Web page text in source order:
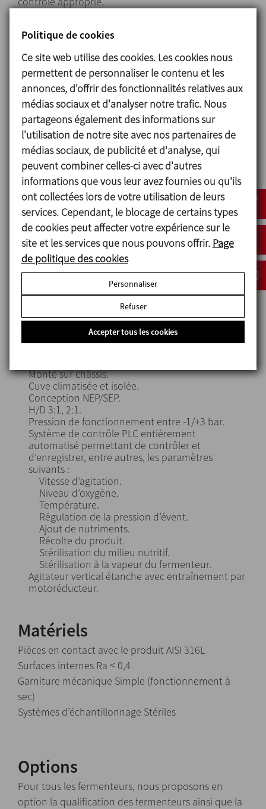
contrôlés par des systèmes de type PLC qui
les niveaux d’oxygène, l’agitation, etc.
Les problèmes les plus courants liés à la
fermentation sont les contaminations en cours de
processus, dues à une stérilisation inadéquate ou à
une perte de stérilisation au cours du processus.
L’utilisation de systèmes fiables et performants
garantit les conditions d’une production sûre et de
qualité.
Conception et
caractéristiques
INOXPA propose différents types de fermenteurs
adaptés à une large gamme d’applications. Les
solutions de fermentation/biotransformation
présentent les caractéristiques suivantes :
Monté sur châssis.
Cuve climatisée et isolée.
Conception NEP/SEP.
H/D 3:1, 2:1.
Pression de fonctionnement entre -1/+3 bar.
Système de contrôle PLC entièrement
automatisé permettant de contrôler et
d’enregistrer, entre autres, les paramètres
suivants :
Vitesse d’agitation.
Niveau d’oxygène.
Température.
Régulation de la pression d’évent.
Ajout de nutriments.
Récolte du produit.
Stérilisation du milieu nutritif.
Stérilisation à la vapeur du fermenteur.
Agitateur vertical étanche avec entraînement par
motoréducteur.
Matériels
Pièces en contact avec le produit AISI 316L
Surfaces internes Ra < 0,4
Garniture mécanique Simple (fonctionnement à
sec)
Systèmes d’échantillonnage Stériles
Options
Pour tous les fermenteurs, nous proposons en
option la qualification des fermenteurs ainsi que la
Politique de cookies
Ce site web utilise des cookies. Les cookies nous
permettent de personnaliser le contenu et les
annonces, d'offrir des fonctionnalités relatives aux
médias sociaux et d'analyser notre trafic. Nous
partageons également des informations sur
l'utilisation de notre site avec nos partenaires de
médias sociaux, de publicité et d'analyse, qui
peuvent combiner celles-ci avec d'autres
informations que vous leur avez fournies ou qu'ils
ont collectées lors de votre utilisation de leurs
services. Cependant, le blocage de certains types
de cookies peut affecter votre expérience sur le
site et les services que nous pouvons offrir. Page
de politique des cookies
Personnaliser
Refuser
Accepter tous les cookies